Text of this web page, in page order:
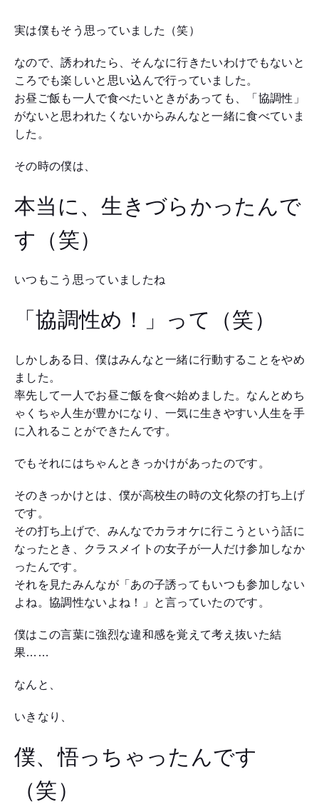
実は僕もそう思っていました（笑）
なので、誘われたら、そんなに行きたいわけでもないと
ころでも楽しいと思い込んで行っていました。
お昼ご飯も一人で食べたいときがあっても、「協調性」
がないと思われたくないからみんなと一緒に食べていま
した。
その時の僕は、
本当に、生きづらかったんで
す（笑）
いつもこう思っていましたね
「協調性め！」って（笑）
しかしある日、僕はみんなと一緒に行動することをやめ
ました。
率先して一人でお昼ご飯を食べ始めました。なんとめち
ゃくちゃ人生が豊かになり、一気に生きやすい人生を手
に入れることができたんです。
でもそれにはちゃんときっかけがあったのです。
そのきっかけとは、僕が高校生の時の文化祭の打ち上げ
です。
その打ち上げで、みんなでカラオケに行こうという話に
なったとき、クラスメイトの女子が一人だけ参加しなか
ったんです。
それを見たみんなが「あの子誘ってもいつも参加しない
よね。協調性ないよね！」と言っていたのです。
僕はこの言葉に強烈な違和感を覚えて考え抜いた結
果……
なんと、
いきなり、
僕、悟っちゃったんです
（笑）